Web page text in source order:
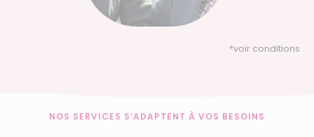
*voir conditions
NOS SERVICES S’ADAPTENT À VOS BESOINS